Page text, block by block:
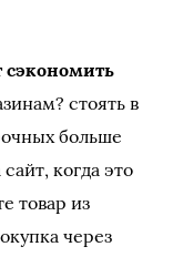
сэкономить
стоять в
больше
когда это
товар из
через